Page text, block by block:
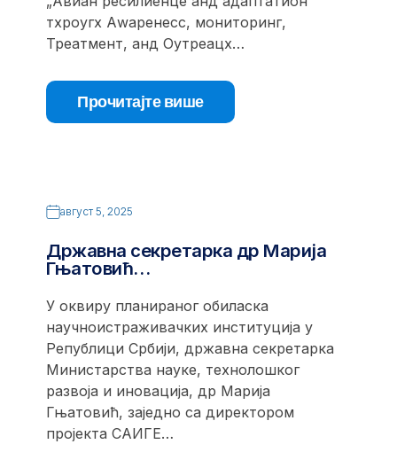
тхроугх Аwаренесс, мониторинг,
Треатмент, анд Оутреацх…
Прочитајте више
август 5, 2025
Државна секретарка др Марија
Гњатовић…
У оквиру планираног обиласка
научноистраживачких институција у
Републици Србији, државна секретарка
Министарства науке, технолошког
развоја и иновација, др Марија
Гњатовић, заједно са директором
пројекта САИГЕ…